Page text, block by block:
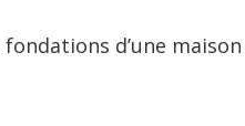
fondations d’une